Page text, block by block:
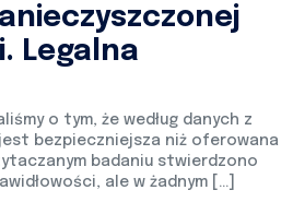
Legalna
o tym, że według danych z
jest bezpieczniejsza niż oferowana
badaniu stwierdzono
ale w żadnym […]